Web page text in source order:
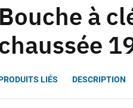
Bouche à
LIÉS DESCRIPTION